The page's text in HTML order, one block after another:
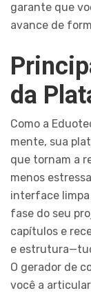
garante que
avance de
da
Como a
mente, sua
que tornam a
menos
interface
fase do seu
capítulos e
e
O gerador de
você a